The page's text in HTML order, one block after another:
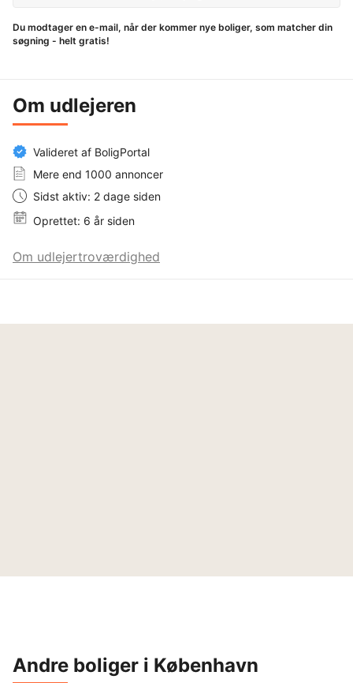
Du modtager en e-mail, når der kommer nye boliger, som matcher din
søgning - helt gratis!
Om udlejeren
Valideret af BoligPortal
Mere end 1000 annoncer
Sidst aktiv: 2 dage siden
Oprettet: 6 år siden
Om udlejertroværdighed
Andre boliger i København